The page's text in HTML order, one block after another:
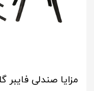
مزایا صندلی فایبر